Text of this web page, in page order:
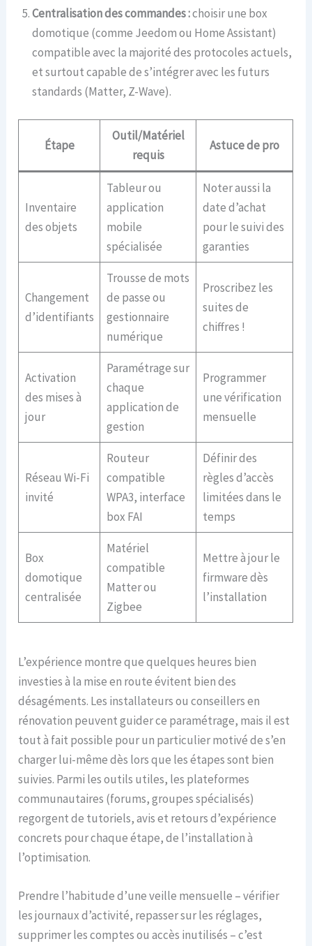
Centralisation des commandes :choisir une box
domotique (comme Jeedom ou Home Assistant)
compatible avec la majorité des protocoles actuels,
et surtout capable de s’intégrer avec les futurs
standards (Matter, Z-Wave).
Étape
Outil/Matériel
requis
Astuce de pro
Inventaire
des objets
Tableur ou
application
mobile
spécialisée
Noter aussi la
date d’achat
pour le suivi des
garanties
Changement
d’identifiants
Trousse de mots
de passe ou
gestionnaire
numérique
Proscribez les
suites de
chiffres !
Activation
des mises à
jour
Paramétrage sur
chaque
application de
gestion
Programmer
une vérification
mensuelle
Réseau Wi-Fi
invité
Routeur
compatible
WPA3, interface
box FAI
Définir des
règles d’accès
limitées dans le
temps
Box
domotique
centralisée
Matériel
compatible
Matter ou
Zigbee
Mettre à jour le
firmware dès
l’installation
L’expérience montre que quelques heures bien
investies à la mise en route évitent bien des
désagéments. Les installateurs ou conseillers en
rénovation peuvent guider ce paramétrage, mais il est
tout à fait possible pour un particulier motivé de s’en
charger lui-même dès lors que les étapes sont bien
suivies. Parmi les outils utiles, les plateformes
communautaires (forums, groupes spécialisés)
regorgent de tutoriels, avis et retours d’expérience
concrets pour chaque étape, de l’installation à
l’optimisation.
Prendre l’habitude d’une veille mensuelle – vérifier
les journaux d’activité, repasser sur les réglages,
supprimer les comptes ou accès inutilisés – c’est